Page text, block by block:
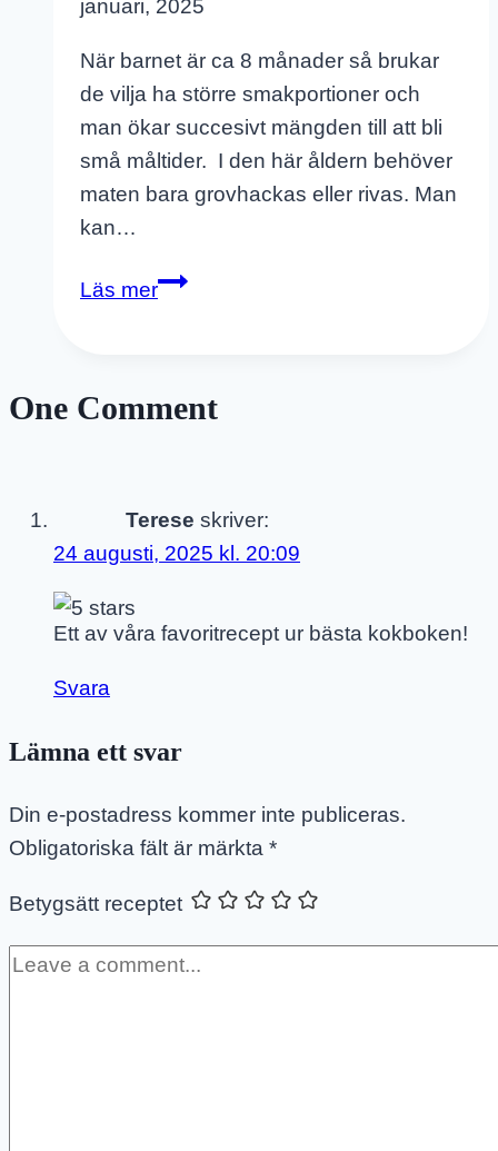
januari, 2025
När barnet är ca 8 månader så brukar
de vilja ha större smakportioner och
man ökar succesivt mängden till att bli
små måltider. I den här åldern behöver
maten bara grovhackas eller rivas. Man
kan…
Läs merLinsgryta
–
8
Månader
One Comment
Terese skriver:
24 augusti, 2025 kl. 20:09
Ett av våra favoritrecept ur bästa kokboken!
Svara
Lämna ett svar
Din e-postadress kommer inte publiceras.
Obligatoriska fält är märkta *
Betygsätt receptet